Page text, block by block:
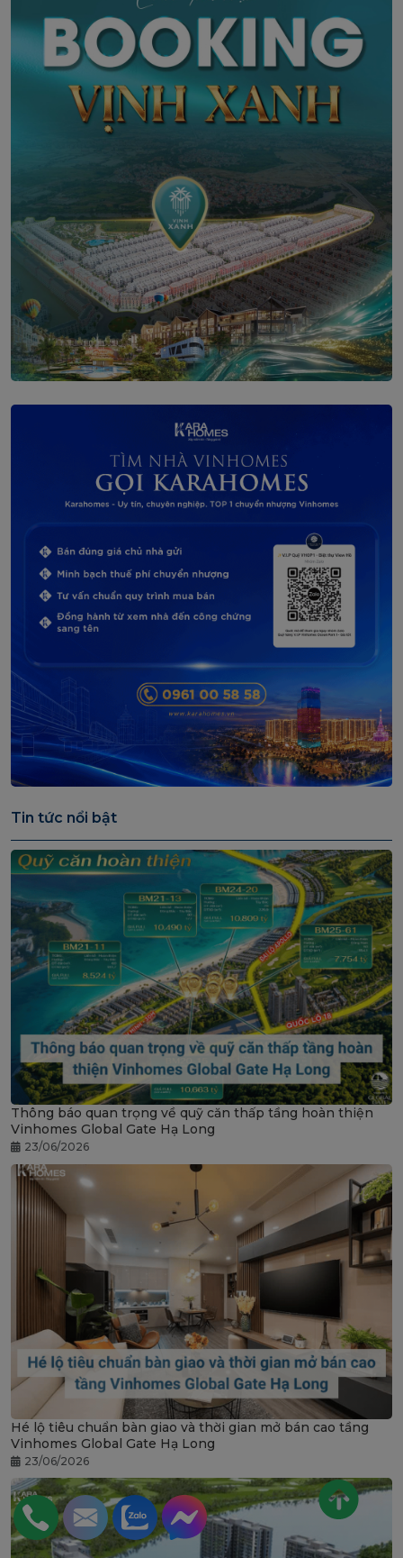
Tin tức nổi bật
Thông báo quan trọng về quỹ căn thấp tầng hoàn thiện
Vinhomes Global Gate Hạ Long
23/06/2026
Hé lộ tiêu chuẩn bàn giao và thời gian mở bán cao tầng
Vinhomes Global Gate Hạ Long
23/06/2026